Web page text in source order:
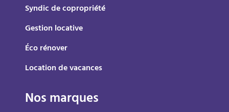
Syndic de copropriété
Gestion locative
Éco rénover
Location de vacances
Nos marques